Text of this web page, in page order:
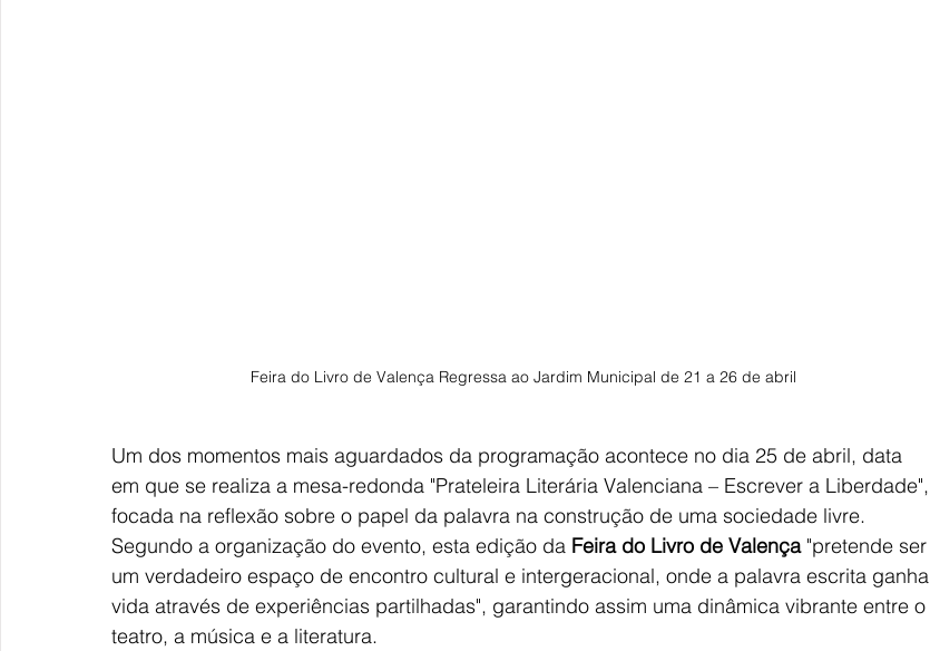
Feira do Livro de Valença Regressa ao Jardim Municipal de 21 a 26 de abril
Um dos momentos mais aguardados da programação acontece no dia 25 de abril, data
em que se realiza a mesa-redonda "Prateleira Literária Valenciana – Escrever a Liberdade",
focada na reflexão sobre o papel da palavra na construção de uma sociedade livre.
Segundo a organização do evento, esta edição da Feira do Livro de Valença "pretende ser
um verdadeiro espaço de encontro cultural e intergeracional, onde a palavra escrita ganha
vida através de experiências partilhadas", garantindo assim uma dinâmica vibrante entre o
teatro, a música e a literatura.